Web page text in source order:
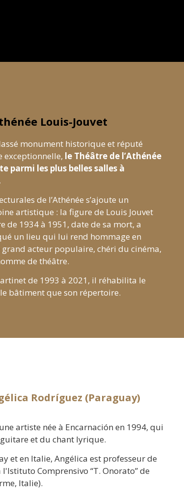
Louis-Jouvet
monument historique et réputé
exceptionnelle, le Théâtre de l’Athénée
parmi les plus belles salles à
de l’Athénée s’ajoute un
artistique : la figure de Louis Jouvet
de 1934 à 1951, date de sa mort, a
un lieu qui lui rend hommage en
grand acteur populaire, chéri du cinéma,
de théâtre.
de 1993 à 2021, il réhabilita le
bâtiment que son répertoire.
Rodríguez (Paraguay)
artiste née à Encarnación en 1994, qui
et du chant lyrique.
et en Italie, Angélica est professeur de
Comprensivo “T. Onorato” de
Italie).